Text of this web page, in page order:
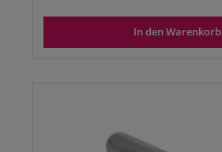
In den Warenkorb